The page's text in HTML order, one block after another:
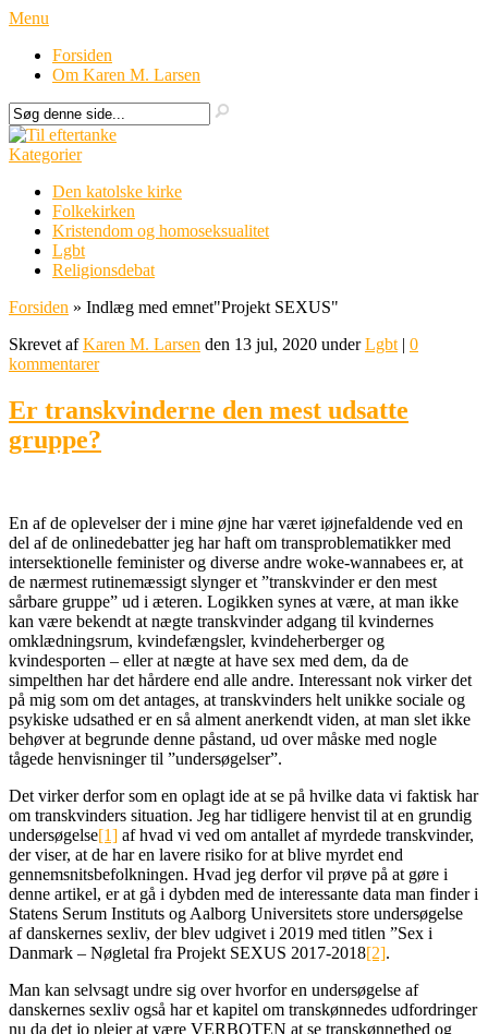
Menu
Forsiden
Om Karen M. Larsen
Kategorier
Den katolske kirke
Folkekirken
Kristendom og homoseksualitet
Lgbt
Religionsdebat
Forsiden » Indlæg med emnet"Projekt SEXUS"
Skrevet afKaren M. Larsen den 13 jul, 2020 underLgbt | 0
kommentarer
Er transkvinderne den mest udsatte
gruppe?
En af de oplevelser der i mine øjne har været iøjnefaldende ved en
del af de onlinedebatter jeg har haft om transproblematikker med
intersektionelle feminister og diverse andre woke-wannabees er, at
de nærmest rutinemæssigt slynger et ”transkvinder er den mest
sårbare gruppe” ud i æteren. Logikken synes at være, at man ikke
kan være bekendt at nægte transkvinder adgang til kvindernes
omklædningsrum, kvindefængsler, kvindeherberger og
kvindesporten – eller at nægte at have sex med dem, da de
simpelthen har det hårdere end alle andre. Interessant nok virker det
på mig som om det antages, at transkvinders helt unikke sociale og
psykiske udsathed er en så alment anerkendt viden, at man slet ikke
behøver at begrunde denne påstand, ud over måske med nogle
tågede henvisninger til ”undersøgelser”.
Det virker derfor som en oplagt ide at se på hvilke data vi faktisk har
om transkvinders situation. Jeg har tidligere henvist til at en grundig
undersøgelse[1] af hvad vi ved om antallet af myrdede transkvinder,
der viser, at de har en lavere risiko for at blive myrdet end
gennemsnitsbefolkningen. Hvad jeg derfor vil prøve på at gøre i
denne artikel, er at gå i dybden med de interessante data man finder i
Statens Serum Instituts og Aalborg Universitets store undersøgelse
af danskernes sexliv, der blev udgivet i 2019 med titlen ”Sex i
Danmark – Nøgletal fra Projekt SEXUS 2017-2018[2].
Man kan selvsagt undre sig over hvorfor en undersøgelse af
danskernes sexliv også har et kapitel om transkønnedes udfordringer
nu da det jo plejer at være VERBOTEN at se transkønnethed og